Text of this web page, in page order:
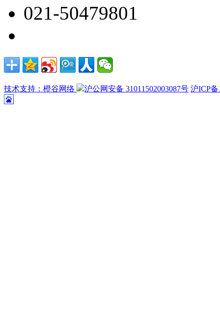
021-50479801
技术支持：橙谷网络 沪公网安备 31011502003087号 沪ICP备